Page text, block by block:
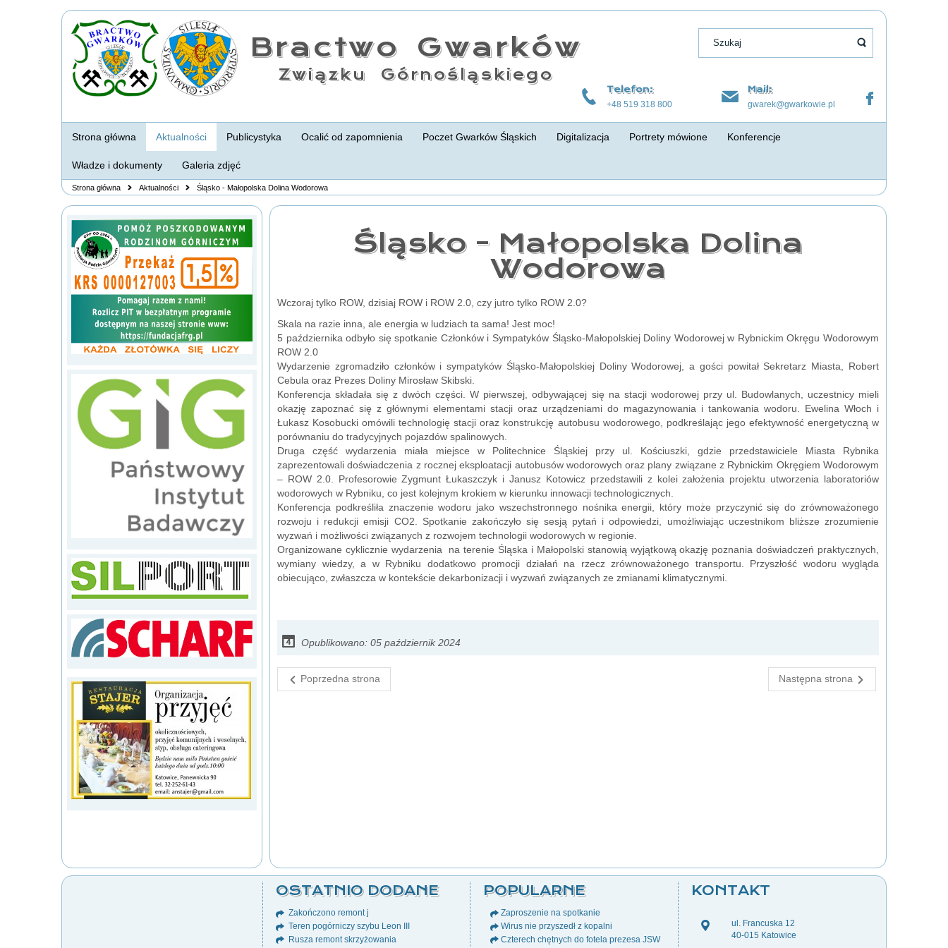
Bractwo Gwarków
Związku Górnośląskiego
Telefon:
+48 519 318 800
Mail:
gwarek@gwarkowie.pl
Strona główna Aktualności Publicystyka Ocalić od zapomnienia Poczet Gwarków Śląskich Digitalizacja Portrety mówione Konferencje
Władze i dokumenty Galeria zdjęć
Strona główna Aktualności Śląsko - Małopolska Dolina Wodorowa
Śląsko - Małopolska Dolina
Wodorowa
Wczoraj tylko ROW, dzisiaj ROW i ROW 2.0, czy jutro tylko ROW 2.0?
Skala na razie inna, ale energia w ludziach ta sama! Jest moc!
5 października odbyło się spotkanie Członków i Sympatyków Śląsko-Małopolskiej Doliny Wodorowej w Rybnickim Okręgu Wodorowym
ROW 2.0
Wydarzenie zgromadziło członków i sympatyków Śląsko-Małopolskiej Doliny Wodorowej, a gości powitał Sekretarz Miasta, Robert
Cebula oraz Prezes Doliny Mirosław Skibski.
Konferencja składała się z dwóch części. W pierwszej, odbywającej się na stacji wodorowej przy ul. Budowlanych, uczestnicy mieli
okazję zapoznać się z głównymi elementami stacji oraz urządzeniami do magazynowania i tankowania wodoru. Ewelina Włoch i
Łukasz Kosobucki omówili technologię stacji oraz konstrukcję autobusu wodorowego, podkreślając jego efektywność energetyczną w
porównaniu do tradycyjnych pojazdów spalinowych.
Druga część wydarzenia miała miejsce w Politechnice Śląskiej przy ul. Kościuszki, gdzie przedstawiciele Miasta Rybnika
zaprezentowali doświadczenia z rocznej eksploatacji autobusów wodorowych oraz plany związane z Rybnickim Okręgiem Wodorowym
– ROW 2.0. Profesorowie Zygmunt Łukaszczyk i Janusz Kotowicz przedstawili z kolei założenia projektu utworzenia laboratoriów
wodorowych w Rybniku, co jest kolejnym krokiem w kierunku innowacji technologicznych.
Konferencja podkreśliła znaczenie wodoru jako wszechstronnego nośnika energii, który może przyczynić się do zrównoważonego
rozwoju i redukcji emisji CO2. Spotkanie zakończyło się sesją pytań i odpowiedzi, umożliwiając uczestnikom bliższe zrozumienie
wyzwań i możliwości związanych z rozwojem technologii wodorowych w regionie.
Organizowane cyklicznie wydarzenia na terenie Śląska i Małopolski stanowią wyjątkową okazję poznania doświadczeń praktycznych,
wymiany wiedzy, a w Rybniku dodatkowo promocji działań na rzecz zrównoważonego transportu. Przyszłość wodoru wygląda
obiecująco, zwłaszcza w kontekście dekarbonizacji i wyzwań związanych ze zmianami klimatycznymi.
Opublikowano: 05 październik 2024
Poprzedna strona Następna strona
OSTATNIO DODANE
Zakończono remont j
Teren pogórniczy szybu Leon III
Rusza remont skrzyżowania
POPULARNE
Zaproszenie na spotkanie
Wirus nie przyszedł z kopalni
Czterech chętnych do fotela prezesa JSW
KONTAKT
ul. Francuska 12
40-015 Katowice